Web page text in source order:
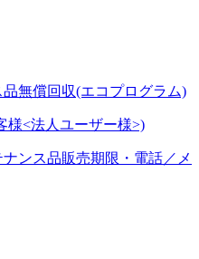
無償回収(エコプログラム)
様<法人ユーザー様>)
ンス品販売期限・電話／メ